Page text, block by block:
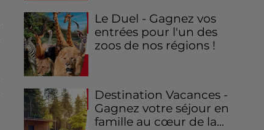
Le Duel - Gagnez vos
entrées pour l'un des
zoos de nos régions !
Destination Vacances -
Gagnez votre séjour en
famille au cœur de la...